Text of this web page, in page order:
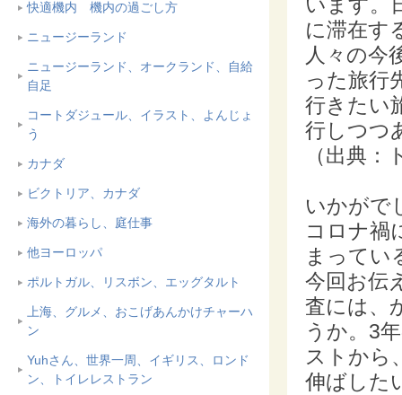
快適機内 機内の過ごし方
ニュージーランド
ニュージーランド、オークランド、自給
自足
コートダジュール、イラスト、よんじょ
う
カナダ
ビクトリア、カナダ
海外の暮らし、庭仕事
他ヨーロッパ
ポルトガル、リスボン、エッグタルト
上海、グルメ、おこげあんかけチャーハ
ン
Yuhさん、世界一周、イギリス、ロンド
ン、トイレレストラン
に滞在す
人々の今
った旅行
行きたい
行しつつ
（出典
いかがで
コロナ禍
まってい
今回お伝
査には、
うか。3
ストから
伸ばした